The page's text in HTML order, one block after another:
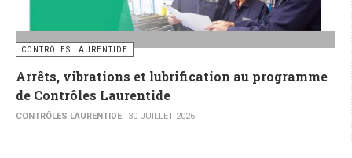
CONTRÔLES LAURENTIDE
Arrêts, vibrations et lubrification au programme
de Contrôles Laurentide
CONTRÔLES LAURENTIDE 30 JUILLET 2026